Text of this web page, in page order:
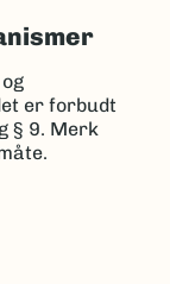
er forbudt
§ 9. Merk